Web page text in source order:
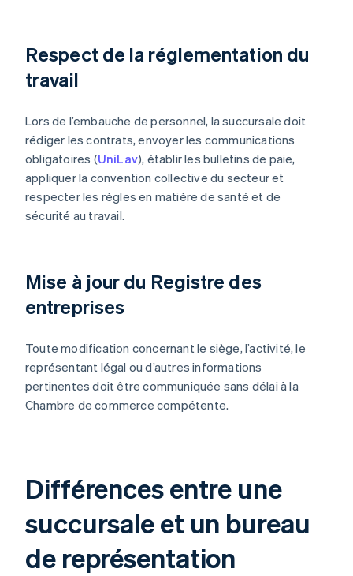
Respect de la réglementation du
travail
Lors de l’embauche de personnel, la succursale doit
rédiger les contrats, envoyer les communications
obligatoires (UniLav), établir les bulletins de paie,
appliquer la convention collective du secteur et
respecter les règles en matière de santé et de
sécurité au travail.
Mise à jour du Registre des
entreprises
Toute modification concernant le siège, l’activité, le
représentant légal ou d’autres informations
pertinentes doit être communiquée sans délai à la
Chambre de commerce compétente.
Différences entre une
succursale et un bureau
de représentation